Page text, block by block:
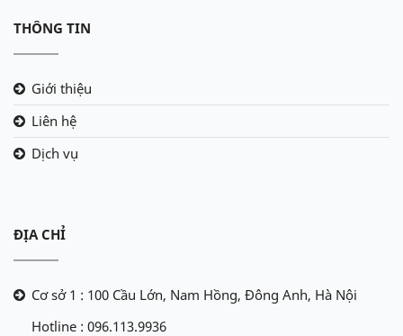
THÔNG TIN
Giới thiệu
Liên hệ
Dịch vụ
ĐỊA CHỈ
Cơ sở 1 : 100 Cầu Lớn, Nam Hồng, Đông Anh, Hà Nội
Hotline : 096.113.9936